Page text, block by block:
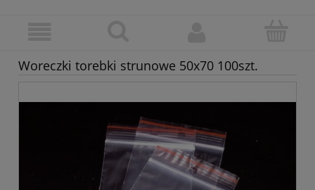
Woreczki torebki strunowe 50x70 100szt.